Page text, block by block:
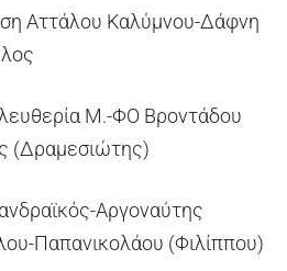
Αττάλου Καλύμνου-Δάφνη
Μ.-ΦΟ Βροντάδου
(Δραμεσιώτης)
Αργοναύτης
Παπανικολάου (Φιλίππου)